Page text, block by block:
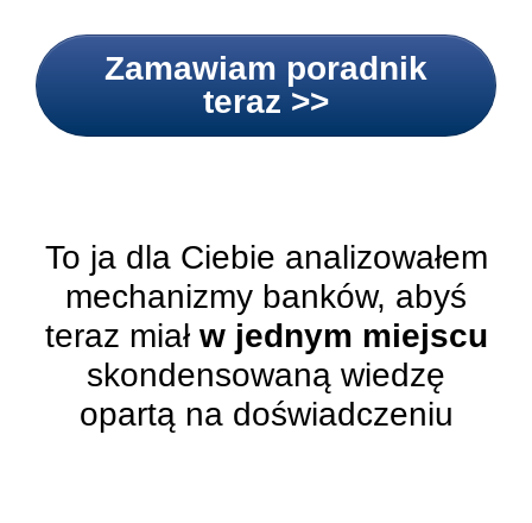
Zamawiam poradnik
teraz >>
To ja dla Ciebie analizowałem
mechanizmy banków, abyś
teraz miał w jednym miejscu
skondensowaną wiedzę
opartą na doświadczeniu